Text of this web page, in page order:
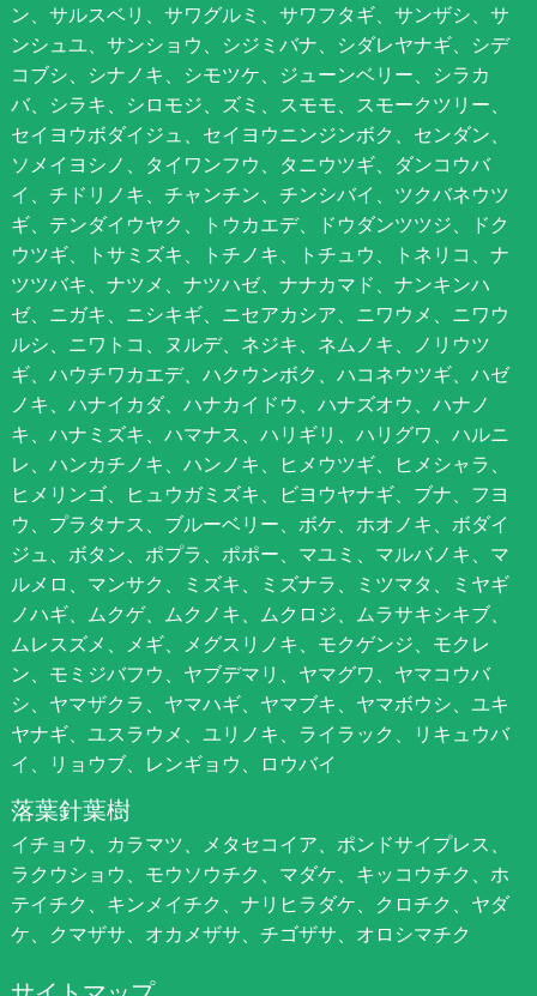
ン、サルスベリ、サワグルミ、サワフタギ、サンザシ、サ
ンシュユ、サンショウ、シジミバナ、シダレヤナギ、シデ
コブシ、シナノキ、シモツケ、ジューンベリー、シラカ
バ、シラキ、シロモジ、ズミ、スモモ、スモークツリー、
セイヨウボダイジュ、セイヨウニンジンボク、センダン、
ソメイヨシノ、タイワンフウ、タニウツギ、ダンコウバ
イ、チドリノキ、チャンチン、チンシバイ、ツクバネウツ
ギ、テンダイウヤク、トウカエデ、ドウダンツツジ、ドク
ウツギ、トサミズキ、トチノキ、トチュウ、トネリコ、ナ
ツツバキ、ナツメ、ナツハゼ、ナナカマド、ナンキンハ
ゼ、ニガキ、ニシキギ、ニセアカシア、ニワウメ、ニワウ
ルシ、ニワトコ、ヌルデ、ネジキ、ネムノキ、ノリウツ
ギ、ハウチワカエデ、ハクウンボク、ハコネウツギ、ハゼ
ノキ、ハナイカダ、ハナカイドウ、ハナズオウ、ハナノ
キ、ハナミズキ、ハマナス、ハリギリ、ハリグワ、ハルニ
レ、ハンカチノキ、ハンノキ、ヒメウツギ、ヒメシャラ、
ヒメリンゴ、ヒュウガミズキ、ビヨウヤナギ、ブナ、フヨ
ウ、プラタナス、ブルーベリー、ボケ、ホオノキ、ボダイ
ジュ、ボタン、ポプラ、ポポー、マユミ、マルバノキ、マ
ルメロ、マンサク、ミズキ、ミズナラ、ミツマタ、ミヤギ
ノハギ、ムクゲ、ムクノキ、ムクロジ、ムラサキシキブ、
ムレスズメ、メギ、メグスリノキ、モクゲンジ、モクレ
ン、モミジバフウ、ヤブデマリ、ヤマグワ、ヤマコウバ
シ、ヤマザクラ、ヤマハギ、ヤマブキ、ヤマボウシ、ユキ
ヤナギ、ユスラウメ、ユリノキ、ライラック、リキュウバ
イ、リョウブ、レンギョウ、ロウバイ
落葉針葉樹
イチョウ、カラマツ、メタセコイア、ポンドサイプレス、
ラクウショウ、モウソウチク、マダケ、キッコウチク、ホ
テイチク、キンメイチク、ナリヒラダケ、クロチク、ヤダ
ケ、クマザサ、オカメザサ、チゴザサ、オロシマチク